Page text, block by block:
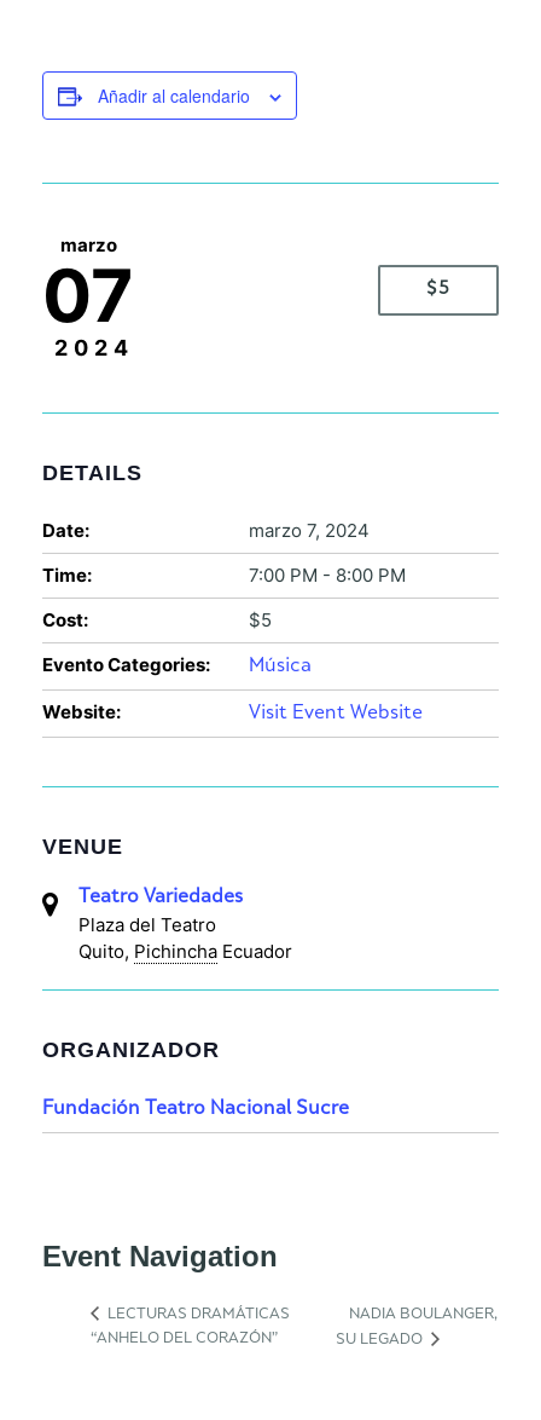
Añadir al calendario
marzo
07
2024
$5
DETAILS
Date:
marzo 7, 2024
Time:
7:00 PM - 8:00 PM
Cost:
$5
Evento Categories:
Música
Website: Visit Event Website
VENUE
Teatro Variedades
Plaza del Teatro
Quito, Pichincha Ecuador
ORGANIZADOR
Fundación Teatro Nacional Sucre
Event Navigation
LECTURAS DRAMÁTICAS
“ANHELO DEL CORAZÓN”
NADIA BOULANGER,
SU LEGADO